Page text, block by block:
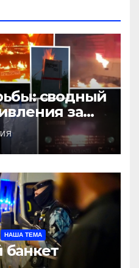
сводный
за
НАША ТЕМА